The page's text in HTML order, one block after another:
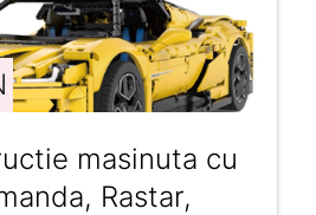
masinuta cu
Rastar,